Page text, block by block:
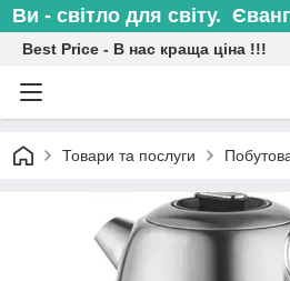
Ви - світло для світу.
Best Price - В нас краща ціна !!!
Товари та послуги